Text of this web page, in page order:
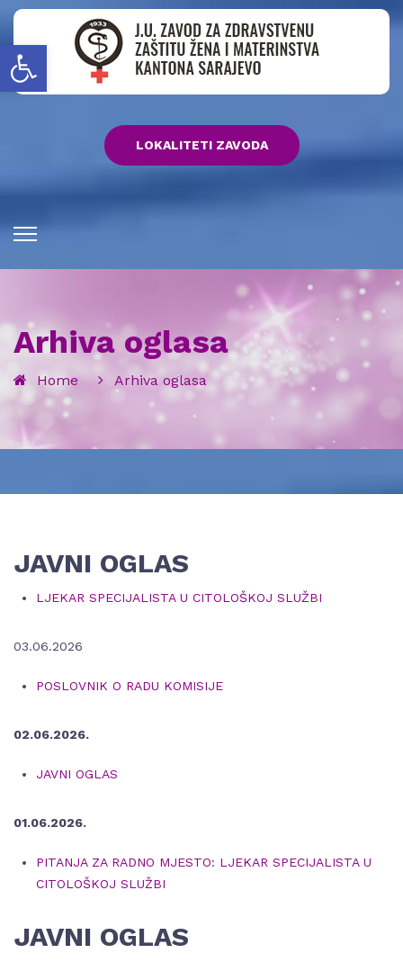
Open toolbar
LOKALITETI ZAVODA
Arhiva oglasa
Home Arhiva oglasa
JAVNI OGLAS
LJEKAR SPECIJALISTA U CITOLOŠKOJ SLUŽBI
03.06.2026
POSLOVNIK O RADU KOMISIJE
02.06.2026.
JAVNI OGLAS
01.06.2026.
PITANJA ZA RADNO MJESTO: LJEKAR SPECIJALISTA U
CITOLOŠKOJ SLUŽBI
JAVNI OGLAS